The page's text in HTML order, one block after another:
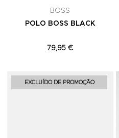
BOSS
POLO BOSS BLACK
79,95 €
EXCLUÍDO DE PROMOÇÃO